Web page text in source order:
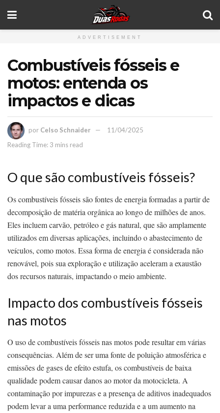
ADVERTISEMENT
Combustíveis fósseis e
motos: entenda os
impactos e dicas
por Celso Schnaider
11/04/2025
Reading Time: 3 mins read
O que são combustíveis fósseis?
Os combustíveis fósseis são fontes de energia formadas a partir de
decomposição de matéria orgânica ao longo de milhões de anos.
Eles incluem carvão, petróleo e gás natural, que são amplamente
utilizados em diversas aplicações, incluindo o abastecimento de
veículos, como motos. Essa forma de energia é considerada não
renovável, pois sua exploração e utilização aceleram a exaustão
dos recursos naturais, impactando o meio ambiente.
Impacto dos combustíveis fósseis
nas motos
O uso de combustíveis fósseis nas motos pode resultar em várias
consequências. Além de ser uma fonte de poluição atmosférica e
emissões de gases de efeito estufa, os combustíveis de baixa
qualidade podem causar danos ao motor da motocicleta. A
contaminação por impurezas e a presença de aditivos inadequados
podem levar a uma performance reduzida e a um aumento na